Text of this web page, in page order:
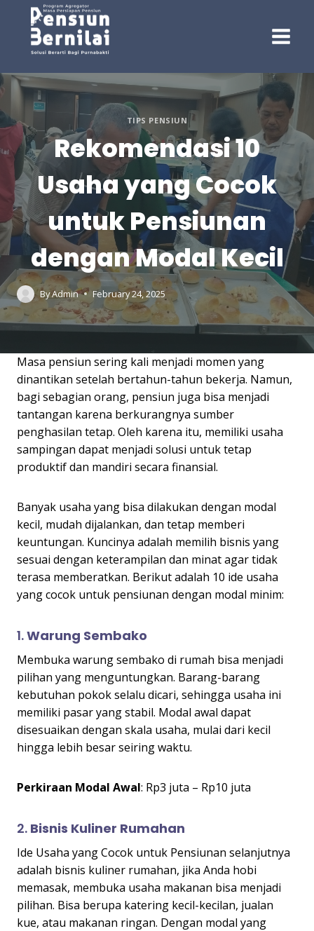
content
TIPS PENSIUN
Rekomendasi 10
Usaha yang Cocok
untuk Pensiunan
dengan Modal Kecil
ByAdmin February 24, 2025
Masa pensiun sering kali menjadi momen yang
dinantikan setelah bertahun-tahun bekerja. Namun,
bagi sebagian orang, pensiun juga bisa menjadi
tantangan karena berkurangnya sumber
penghasilan tetap. Oleh karena itu, memiliki usaha
sampingan dapat menjadi solusi untuk tetap
produktif dan mandiri secara finansial.
Banyak usaha yang bisa dilakukan dengan modal
kecil, mudah dijalankan, dan tetap memberi
keuntungan. Kuncinya adalah memilih bisnis yang
sesuai dengan keterampilan dan minat agar tidak
terasa memberatkan. Berikut adalah 10 ide usaha
yang cocok untuk pensiunan dengan modal minim:
1.Warung Sembako
Membuka warung sembako di rumah bisa menjadi
pilihan yang menguntungkan. Barang-barang
kebutuhan pokok selalu dicari, sehingga usaha ini
memiliki pasar yang stabil. Modal awal dapat
disesuaikan dengan skala usaha, mulai dari kecil
hingga lebih besar seiring waktu.
Perkiraan Modal Awal: Rp3 juta – Rp10 juta
2. Bisnis Kuliner Rumahan
Ide Usaha yang Cocok untuk Pensiunan selanjutnya
adalah bisnis kuliner rumahan, jika Anda hobi
memasak, membuka usaha makanan bisa menjadi
pilihan. Bisa berupa katering kecil-kecilan, jualan
kue, atau makanan ringan. Dengan modal yang